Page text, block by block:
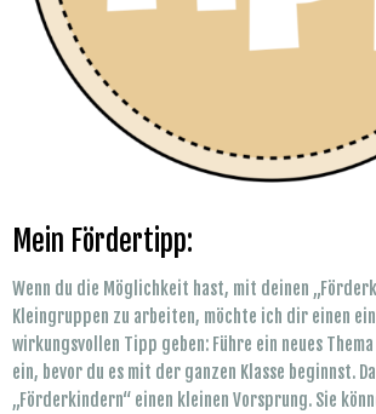
Mein Fördertipp:
Wenn du die Möglichkeit hast, mit deinen
Kleingruppen zu arbeiten, möchte ich dir einen
wirkungsvollen Tipp geben: Führe ein neues
ein, bevor du es mit der ganzen Klasse beginnst.
„Förderkindern“ einen kleinen Vorsprung. Sie